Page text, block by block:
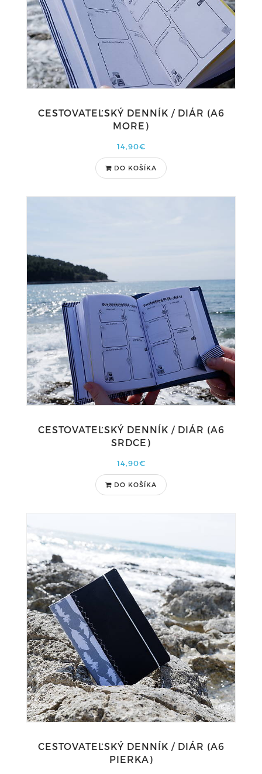
CESTOVATEĽSKÝ DENNÍK / DIÁR (A6
MORE)
14,90€
DO KOŠÍKA
CESTOVATEĽSKÝ DENNÍK / DIÁR (A6
SRDCE)
14,90€
DO KOŠÍKA
CESTOVATEĽSKÝ DENNÍK / DIÁR (A6
PIERKA)